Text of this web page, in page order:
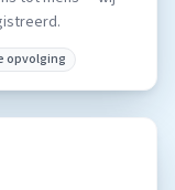
opvolging